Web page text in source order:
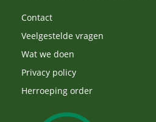
Contact
Veelgestelde vragen
Wat we doen
Privacy policy
Herroeping order